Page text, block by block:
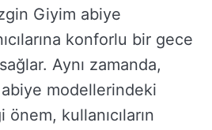
Giyim abiye
konforlu bir gece
Aynı zamanda,
modellerindeki
kullanıcıların